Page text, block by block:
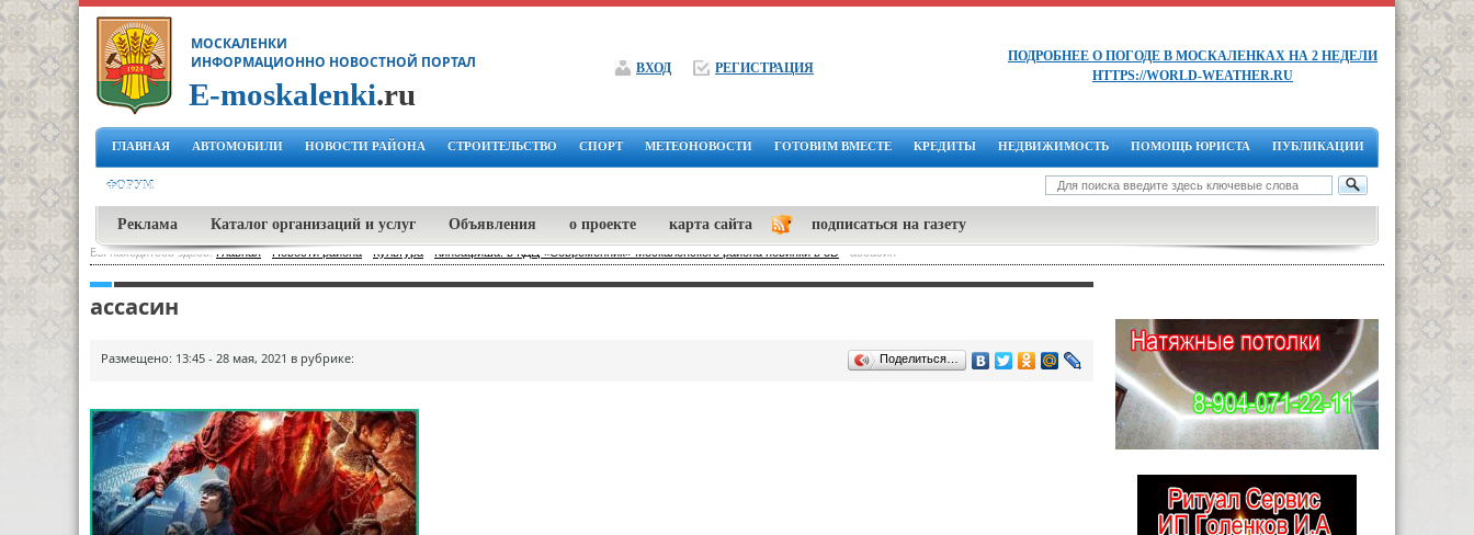
ВХОД РЕГИСТРАЦИЯ
МОСКАЛЕНКИ
ИНФОРМАЦИОННО НОВОСТНОЙ ПОРТАЛ
E-moskalenki.ru
ПОДРОБНЕЕ О ПОГОДЕ В МОСКАЛЕНКАХ НА 2 НЕДЕЛИ
HTTPS://WORLD-WEATHER.RU
ГЛАВНАЯ АВТОМОБИЛИ НОВОСТИ РАЙОНА СТРОИТЕЛЬСТВО СПОРТ МЕТЕОНОВОСТИ ГОТОВИМ ВМЕСТЕ КРЕДИТЫ НЕДВИЖИМОСТЬ ПОМОЩЬ ЮРИСТА ПУБЛИКАЦИИ
ФОРУМ
Реклама Каталог организаций и услуг Объявления о проекте карта сайта подписаться на газету
Вы находитесь здесь:Главная-Новости района Культура Киноафиша: в КДЦ «Современник» Москаленского района новинки в 3D ассасин
ассасин
Размещено: 13:45 - 28 мая, 2021 в рубрике: Поделиться…